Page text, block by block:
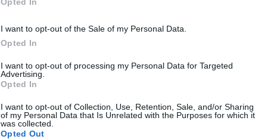
I want to opt-out of the Sale of my Personal Data.
Opted In
I want to opt-out of processing my Personal Data for Targeted
Advertising.
Opted In
I want to opt-out of Collection, Use, Retention, Sale, and/or Sharing
of my Personal Data that Is Unrelated with the Purposes for which it
was collected.
Opted Out